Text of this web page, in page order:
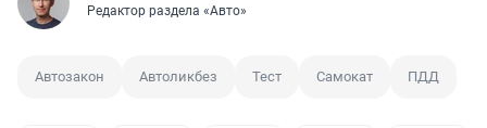
Редактор раздела «Авто»
Автозакон Автоликбез Тест Самокат ПДД